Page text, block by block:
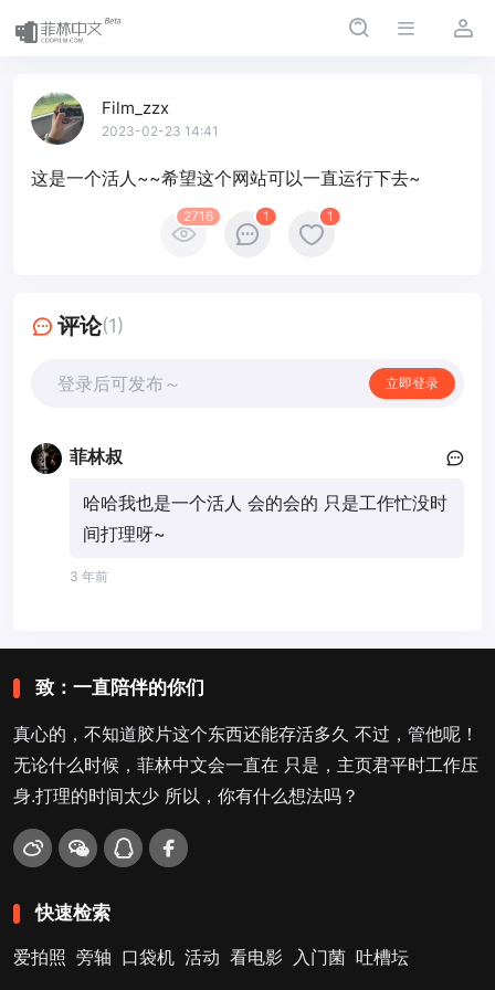
Film_zzx
2023-02-23 14:41
这是一个活人~~希望这个网站可以一直运行下去~
2716 1 1
评论(1)
登录后可发布～ 立即登录
菲林叔
哈哈我也是一个活人 会的会的 只是工作忙没时
间打理呀~
3 年前
致：一直陪伴的你们
真心的，不知道胶片这个东西还能存活多久 不过，管他呢！
无论什么时候，菲林中文会一直在 只是，主页君平时工作压
身.打理的时间太少 所以，你有什么想法吗？
快速检索
爱拍照 旁轴 口袋机 活动 看电影 入门菌 吐槽坛